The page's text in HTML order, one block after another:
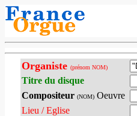
Organiste (prénom NOM)
Titre du disque
Compositeur (NOM)Oeuvre
Lieu / Eglise